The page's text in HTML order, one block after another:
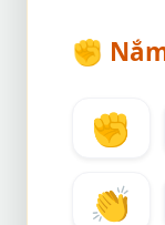
✊
✊
👏